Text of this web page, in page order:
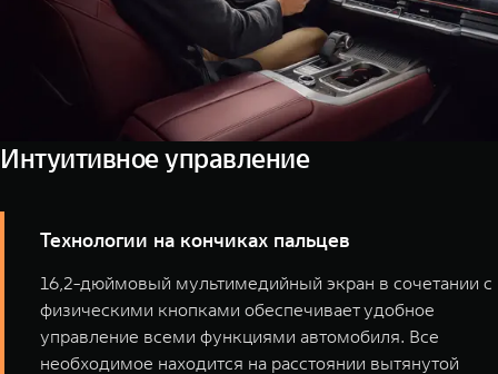
Интуитивное управление
Технологии на кончиках пальцев
16,2-дюймовый мультимедийный экран в сочетании с
физическими кнопками обеспечивает удобное
управление всеми функциями автомобиля. Все
необходимое находится на расстоянии вытянутой